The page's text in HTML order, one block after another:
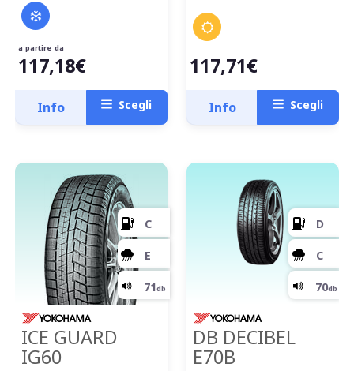
B
69db
a partire da
117,18€
Info Scegli
117,71€
Info Scegli
ICE GUARD
IG60
DB DECIBEL
E70B